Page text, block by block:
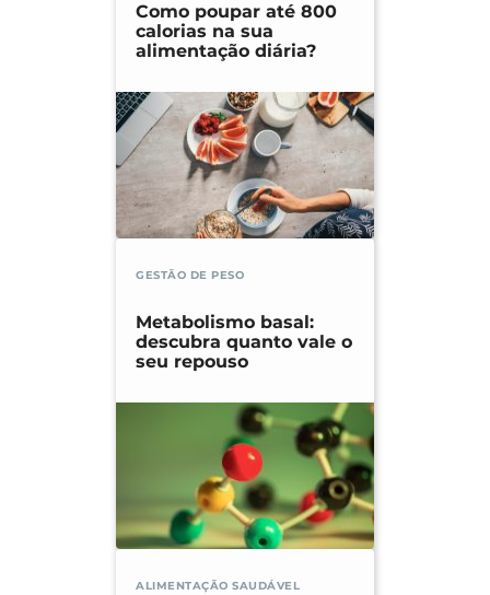
Como poupar até 800
calorias na sua
alimentação diária?
GESTÃO DE PESO
Metabolismo basal:
descubra quanto vale o
seu repouso
ALIMENTAÇÃO SAUDÁVEL